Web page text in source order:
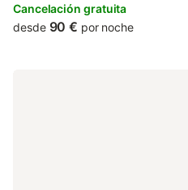
Cancelación gratuita
desde 90 € por noche